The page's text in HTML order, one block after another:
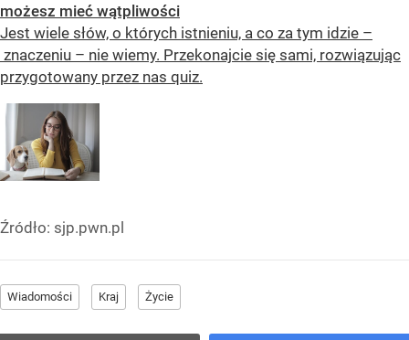
możesz mieć wątpliwości
Jest wiele słów, o których istnieniu, a co za tym idzie –
znaczeniu – nie wiemy. Przekonajcie się sami, rozwiązując
przygotowany przez nas quiz.
Źródło: sjp.pwn.pl
Wiadomości Kraj Życie